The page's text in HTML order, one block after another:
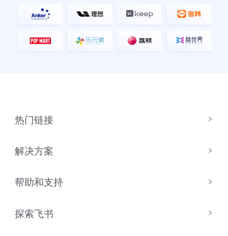
热门链接
解决方案
帮助和支持
探索飞书